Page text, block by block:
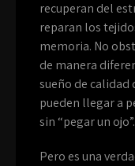
recuperan del
reparan los
memoria. No
de manera
sueño de
pueden llegar a
sin “pegar un ojo”.
Pero es una